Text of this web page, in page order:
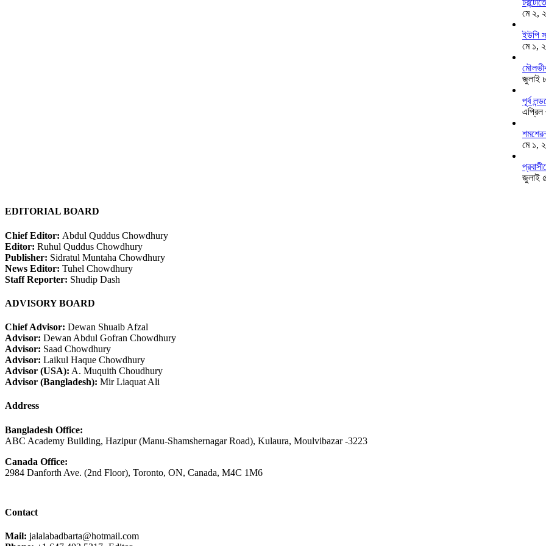
মে ২,
ইউপি
মে ১,
জুলাই
পূর্ব
মে ১,
জুলাই
EDITORIAL BOARD
Chief Editor: Abdul Quddus Chowdhury
Editor: Ruhul Quddus Chowdhury
Publisher: Sidratul Muntaha Chowdhury
News Editor: Tuhel Chowdhury
Staff Reporter: Shudip Dash
ADVISORY BOARD
Chief Advisor: Dewan Shuaib Afzal
Advisor: Dewan Abdul Gofran Chowdhury
Advisor: Saad Chowdhury
Advisor: Laikul Haque Chowdhury
Advisor (USA): A. Muquith Choudhury
Advisor (Bangladesh): Mir Liaquat Ali
Address
Bangladesh Office:
ABC Academy Building, Hazipur (Manu-Shamshernagar Road), Kulaura, Moulvibazar -3223
Canada Office:
2984 Danforth Ave. (2nd Floor), Toronto, ON, Canada, M4C 1M6
Contact
Mail: jalalabadbarta@hotmail.com